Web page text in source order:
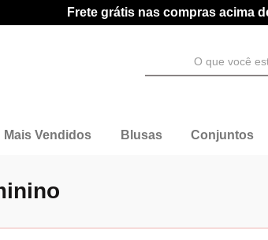
Frete grátis nas compras acima
Mais Vendidos Blusas Conjuntos